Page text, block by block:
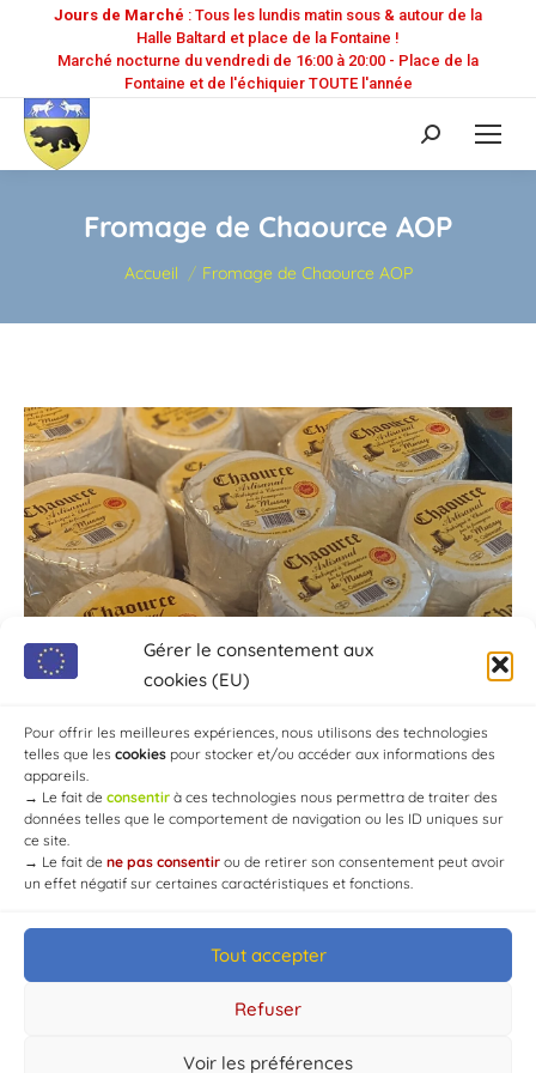
Gérer le consentement aux
cookies (EU)
Pour offrir les meilleures expériences, nous utilisons des technologies
telles que les cookies pour stocker et/ou accéder aux informations des
appareils.
→ Le fait de consentir à ces technologies nous permettra de traiter des
données telles que le comportement de navigation ou les ID uniques sur
ce site.
→ Le fait de ne pas consentir ou de retirer son consentement peut avoir
un effet négatif sur certaines caractéristiques et fonctions.
Tout accepter
Refuser
Voir les préférences
Jours de Marché : Tous les lundis matin sous & autour de la
Halle Baltard et place de la Fontaine !
Marché nocturne du vendredi de 16:00 à 20:00 - Place de la
Fontaine et de l'échiquier TOUTE l'année
Recherche
:
Fromage de Chaource AOP
Vous êtes ici :
Accueil Fromage de Chaource AOP
© Mairie de Chaource [2004-2024] | Tous droits réservés.
Developed byWEB3-DESIGN